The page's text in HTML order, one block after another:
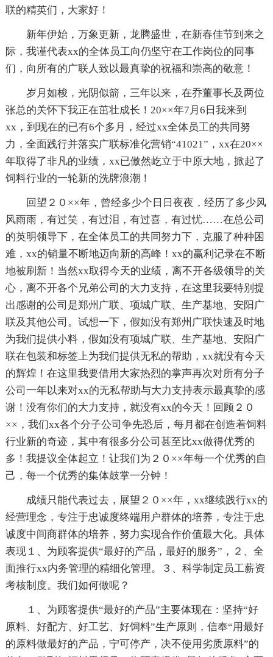
联的精英们，大家好！
新年伊始，万象更新，龙腾盛世，在新春佳节到来之
际，我谨代表xx的全体员工向仍坚守在工作岗位的同事
们，向所有的广联人致以最真挚的祝福和崇高的敬意！
岁月如梭，光阴似箭，三年以来，在乔董事长及两位
张总的关怀下我正在茁壮成长！20××年7月6日我来到
xx，到现在的已有6个多月，经过xx全体员工的共同努
力，全面践行并落实广联标准化营销“41021”，xx在20××
年取得了非凡的业绩，xx已傲然屹立于中原大地，掀起了
饲料行业的一轮新的洗牌浪潮！
回望２０××年，曾经多少个日日夜夜，经历了多少风
风雨雨，有过笑，有过泪，有过喜，有过忧……在总公司
的英明领导下，在全体员工的共同努力下，克服了种种困
难，xx的销量不断地迈向新的高峰！xx的赢利记录在不断
地被刷新！当然xx取得今天的业绩，离不开各级领导的关
心，离不开各个兄弟公司的大力支持，在这里我要特别提
出感谢的公司是郑州广联、项城广联、生产基地、安阳广
联及其他公司。试想一下，假如没有郑州广联快速及时地
为我们提供小料，假如没有项城广联、生产基地、安阳广
联在包装和标签上为我们提供无私的帮助，xx就没有今天
的辉煌！在这里我要借用大家热烈的掌声再次对所有分子
公司一年以来对xx的无私帮助与大力支持表示最真挚的感
谢！没有你们的大力支持，就没有xx的今天！回顾２０
××，我们xx各个分子公司争先恐后，每月都在创造着饲料
行业新的奇迹，其中有很多分公司甚至比xx做得优秀的
多！我提议全体起立！让我们为２０××年每一个优秀的自
己，每一个优秀的集体鼓掌一分钟！
成绩只能代表过去，展望２０××年，xx继续践行xx的
经营理念，专注于忠诚度终端用户群体的培养，专注于忠
诚度中间商群体的培养，努力实现合作价值最大化。具体
表现１、为顾客提供“最好的产品，最好的服务”，２、全
面推行xx内务管理的精细化管理。３、科学制定员工薪资
考核制度。我们如何做呢？
１、为顾客提供“最好的产品”主要体现在：坚持“好
原料、好配方、好工艺、好饲料”生产原则，信奉“用最好
的原料做最好的产品，宁可停产，决不使用劣质原料”的